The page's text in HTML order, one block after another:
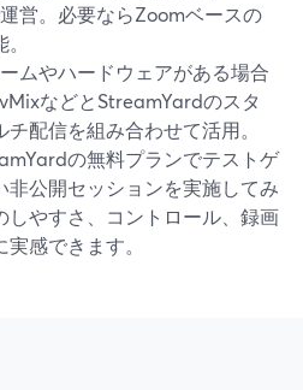
営。必要ならZoomベースの
ムやハードウェアがある場合
などとStreamYardのスタ
配信を組み合わせて活用。
の無料プランでテストゲ
非公開セッションを実施してみ
しやすさ、コントロール、録画
感できます。